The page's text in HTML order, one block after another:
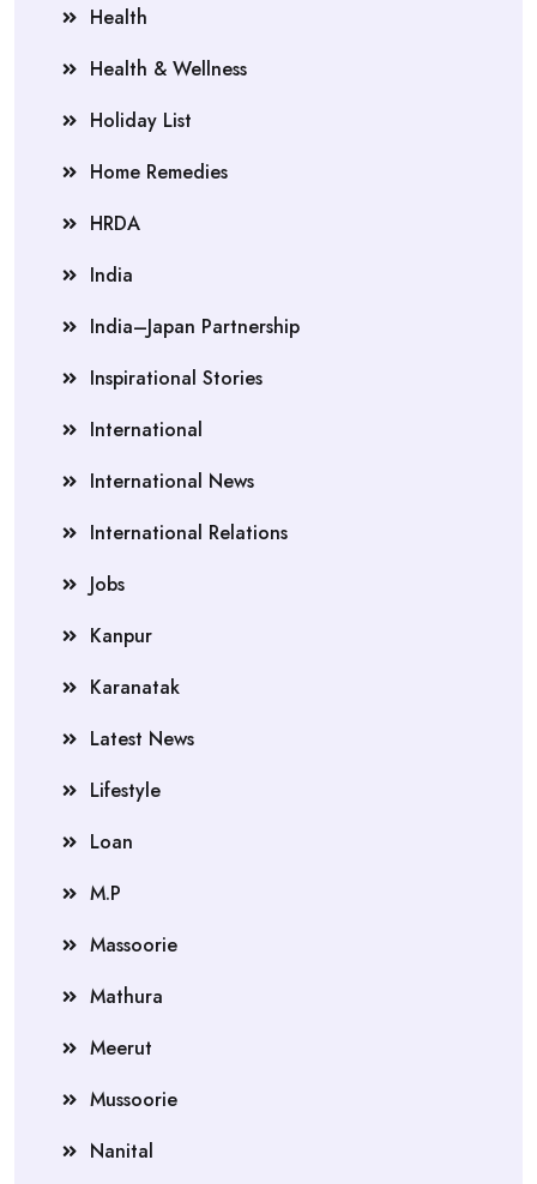
Health
Health & Wellness
Holiday List
Home Remedies
HRDA
India
India–Japan Partnership
Inspirational Stories
International
International News
International Relations
Jobs
Kanpur
Karanatak
Latest News
Lifestyle
Loan
M.P
Massoorie
Mathura
Meerut
Mussoorie
Nanital